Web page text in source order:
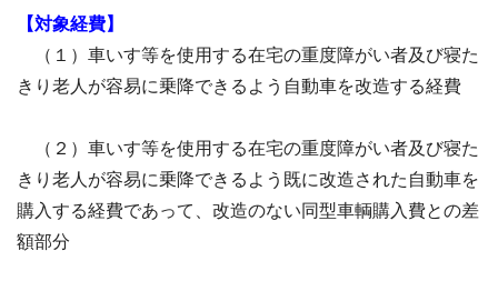
【対象経費】
（１）車いす等を使用する在宅の重度障がい者及び寝た
きり老人が容易に乗降できるよう自動車を改造する経費
（２）車いす等を使用する在宅の重度障がい者及び寝た
きり老人が容易に乗降できるよう既に改造された自動車を
購入する経費であって、改造のない同型車輌購入費との差
額部分